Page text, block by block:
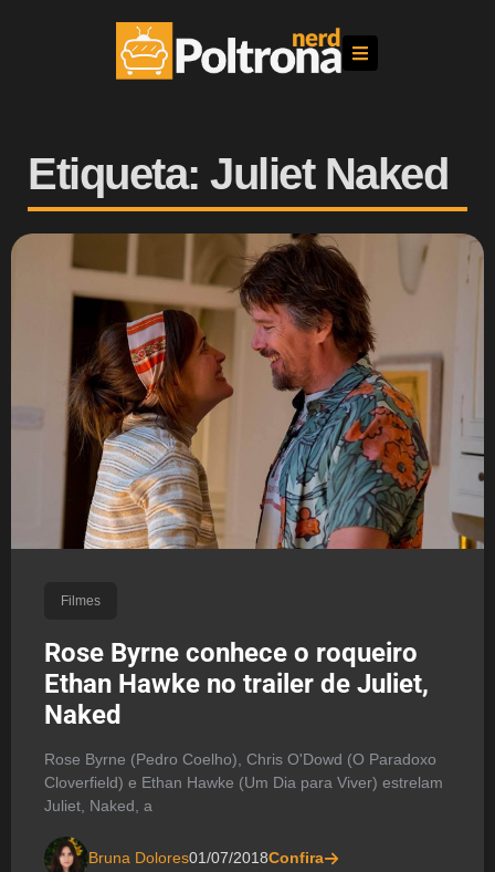
Etiqueta: Juliet Naked
Filmes
Rose Byrne conhece o roqueiro
Ethan Hawke no trailer de Juliet,
Naked
Rose Byrne (Pedro Coelho), Chris O'Dowd (O Paradoxo
Cloverfield) e Ethan Hawke (Um Dia para Viver) estrelam
Juliet, Naked, a
Bruna Dolores01/07/2018Confira